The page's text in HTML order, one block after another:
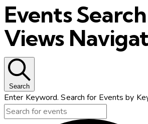
Events
Views
Search
Enter Keyword. Search for Events by